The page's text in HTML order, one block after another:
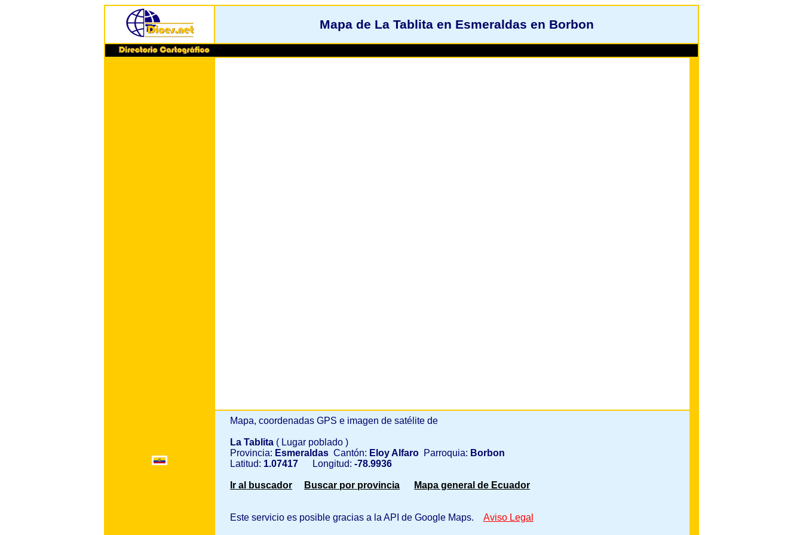
Mapa de La Tablita en Esmeraldas en Borbon
Mapa, coordenadas GPS e imagen de satélite de
La Tablita ( Lugar poblado )
Provincia: Esmeraldas Cantón: Eloy Alfaro Parroquia: Borbon
Latitud: 1.07417 Longitud: -78.9936
Ir al buscador Buscar por provincia Mapa general de Ecuador
Este servicio es posible gracias a la API de Google Maps. Aviso Legal